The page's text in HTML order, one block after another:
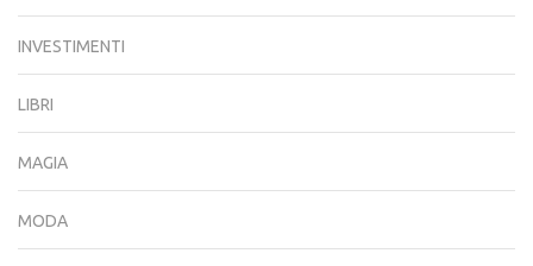
INVESTIMENTI
LIBRI
MAGIA
MODA